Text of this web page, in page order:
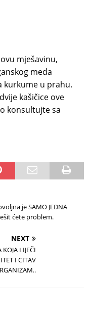
mješavinu,
meda
kurkume u prahu.
kašičice ove
konsultujte sa
je SAMO JEDNA
ćete problem.
NEXT
LIJEČI
I CITAV